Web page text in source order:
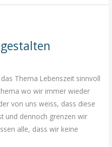
Thema Lebenszeit sinnvoll
wo wir immer wieder
von uns weiss, dass diese
und dennoch grenzen wir
alle, dass wir keine